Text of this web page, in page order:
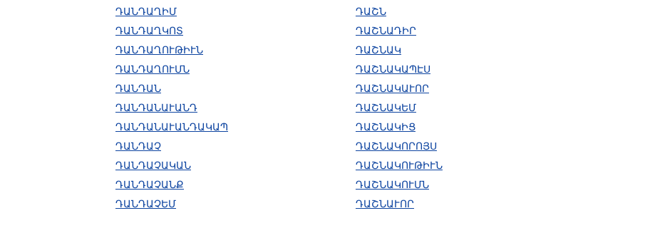
ԴԱՆԴԱՂԻՄ
ԴԱՆԴԱՂԿՈՏ
ԴԱՆԴԱՂՈՒԹԻՒՆ
ԴԱՆԴԱՂՈՒՄՆ
ԴԱՆԴԱՆ
ԴԱՆԴԱՆԱՒԱՆԴ
ԴԱՆԴԱՆԱՒԱՆԴԱԿԱՊ
ԴԱՆԴԱՉ
ԴԱՆԴԱՉԱԿԱՆ
ԴԱՆԴԱՉԱՆՔ
ԴԱՆԴԱՉԵՄ
ԴԱՇՆ
ԴԱՇՆԱԴԻՐ
ԴԱՇՆԱԿ
ԴԱՇՆԱԿԱՊԷՍ
ԴԱՇՆԱԿԱՒՈՐ
ԴԱՇՆԱԿԵՄ
ԴԱՇՆԱԿԻՑ
ԴԱՇՆԱԿՈՐՈՅՍ
ԴԱՇՆԱԿՈՒԹԻՒՆ
ԴԱՇՆԱԿՈՒՄՆ
ԴԱՇՆԱՒՈՐ